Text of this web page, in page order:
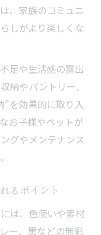
、家族のコミュニ
しがより楽しくな
足や生活感の露出
納やパントリー、
を効果的に取り入
お子様やペットが
グやメンテナンス
るポイント
は、色使いや素材
ー、黒などの無彩